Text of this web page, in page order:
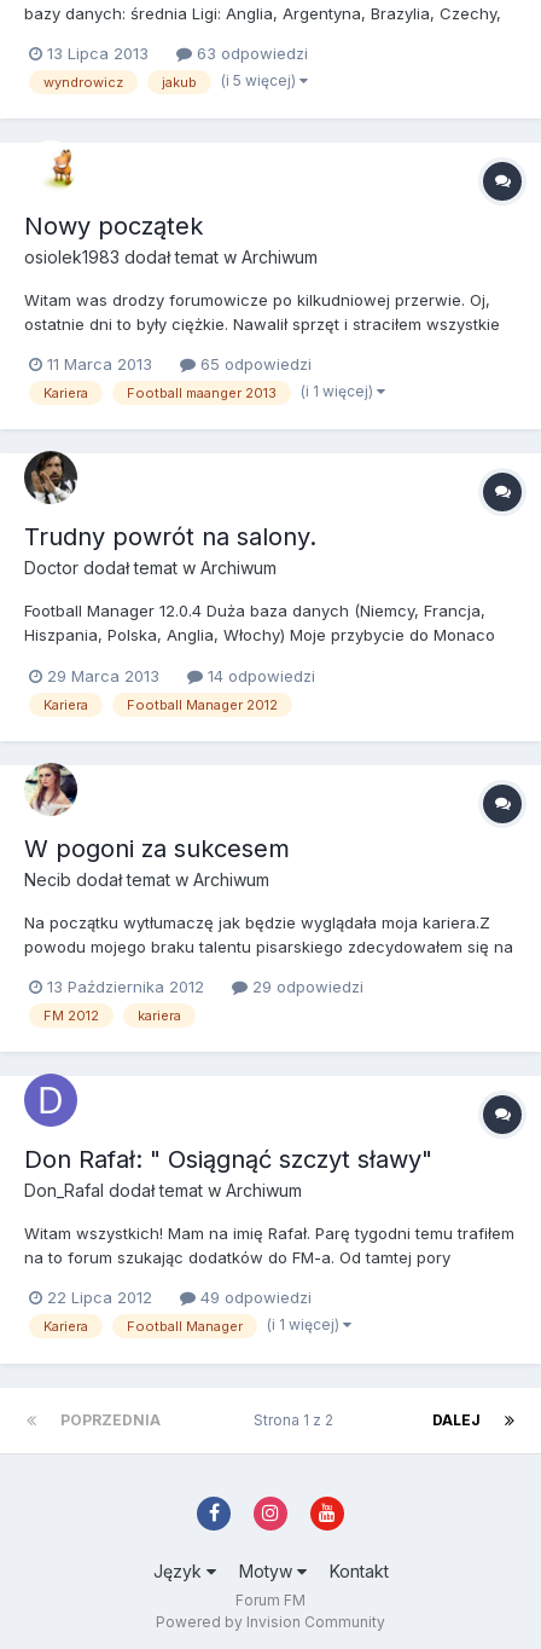
bazy danych: średnia Ligi: Anglia, Argentyna, Brazylia, Czechy,
Meksyk, Niemcy, Polska, Rosja, RPA, Singapur, Słowacja, Włochy
- w krajach gdzie to możliwe wybierałem ligę naj...
13 Lipca 2013 63 odpowiedzi
wyndrowicz jakub (i 5 więcej)
Nowy początek
osiolek1983 dodał temat w Archiwum
Witam was drodzy forumowicze po kilkudniowej przerwie. Oj,
ostatnie dni to były ciężkie. Nawalił sprzęt i straciłem wszystkie
Fm- a wyskakiwał mi przy rozpoczęciu rozgrywki "crush dump".
Myślałem, że mnie przy tym "potarga". Teraz jest już c...
11 Marca 2013 65 odpowiedzi
Kariera Football maanger 2013 (i 1 więcej)
Trudny powrót na salony.
Doctor dodał temat w Archiwum
Football Manager 12.0.4 Duża baza danych (Niemcy, Francja,
Hiszpania, Polska, Anglia, Włochy) Moje przybycie do Monaco
Pisało się o tym, że z takim managerem AS Monaco szybko do
Ligue 1 nie powróci. Oczywiście, takie słowa nie działaj...
29 Marca 2013 14 odpowiedzi
Kariera Football Manager 2012
W pogoni za sukcesem
Necib dodał temat w Archiwum
Na początku wytłumaczę jak będzie wyglądała moja kariera.Z
powodu mojego braku talentu pisarskiego zdecydowałem się na
opisy jakieś także będą.PROSZĘ O WYROZUMIAŁOŚĆ Mamy rok
2016. Od tego czasu w Polskiej piłce mało się zmieniło.Sel...
13 Października 2012 29 odpowiedzi
FM 2012 kariera
Don Rafał: " Osiągnąć szczyt sławy"
Don_Rafal dodał temat w Archiwum
Witam wszystkich! Mam na imię Rafał. Parę tygodni temu trafiłem
na to forum szukając dodatków do FM-a. Od tamtej pory
Tonego Montany, ale czytam wszystkie . Postanowiłem, że też
opiszę swoją karierę. Nie będę pisał fascynujących opowiada...
22 Lipca 2012 49 odpowiedzi
Kariera Football Manager (i 1 więcej)
POPRZEDNIA DALEJ
Strona 1 z 2
Język Motyw Kontakt
Forum FM
Powered by Invision Community